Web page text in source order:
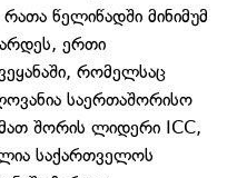
წელიწადში მინიმუმ
ერთი
რომელსაც
საერთაშორისო
შორის ლიდერი ICC,
საქართველოს